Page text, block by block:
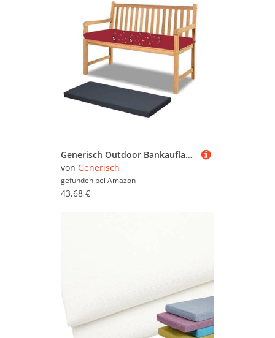
Generisch Outdoor Bankauflage, Wasserfest Wetterfest Bankauflagen Gartenmöbel, Bankkissen Sitzkissen Sitzauflage Bank, Gartenbank Auflage, Stuhlkissen Für Hollywoodschaukel, Indoor（AAA）
von Generisch
gefunden bei Amazon
43,68 €